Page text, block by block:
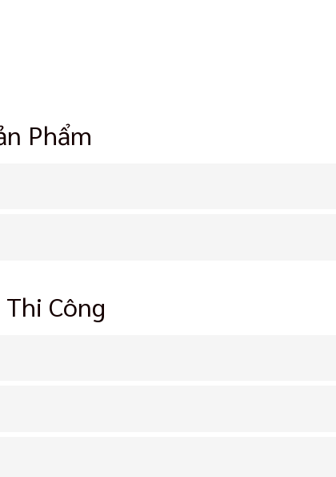
Phẩm
Công